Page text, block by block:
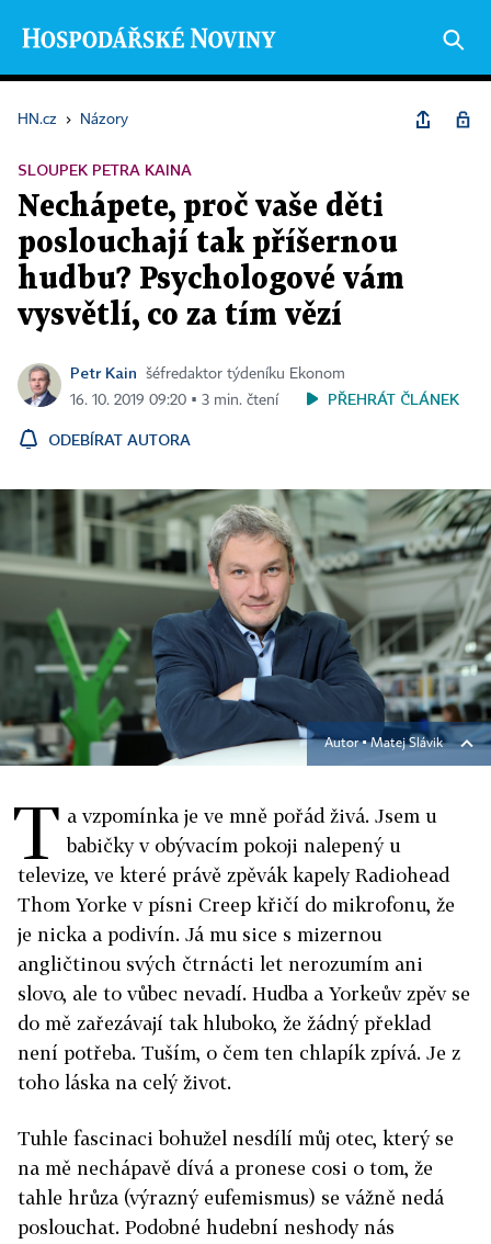
HN.cz › Názory
SLOUPEK PETRA KAINA
Nechápete, proč vaše děti
poslouchají tak příšernou
hudbu? Psychologové vám
vysvětlí, co za tím vězí
Petr Kain
šéfredaktor týdeníku Ekonom
16. 10. 2019 09:20 ▪ 3 min. čtení
PŘEHRÁT ČLÁNEK
ODEBÍRAT AUTORA
Autor ▪Matej Slávik
T a vzpomínka je ve mně pořád živá. Jsem u
babičky v obývacím pokoji nalepený u
televize, ve které právě zpěvák kapely Radiohead
Thom Yorke v písni Creep křičí do mikrofonu, že
je nicka a podivín. Já mu sice s mizernou
angličtinou svých čtrnácti let nerozumím ani
slovo, ale to vůbec nevadí. Hudba a Yorkeův zpěv se
do mě zařezávají tak hluboko, že žádný překlad
není potřeba. Tuším, o čem ten chlapík zpívá. Je z
toho láska na celý život.
Tuhle fascinaci bohužel nesdílí můj otec, který se
na mě nechápavě dívá a pronese cosi o tom, že
tahle hrůza (výrazný eufemismus) se vážně nedá
poslouchat. Podobné hudební neshody nás